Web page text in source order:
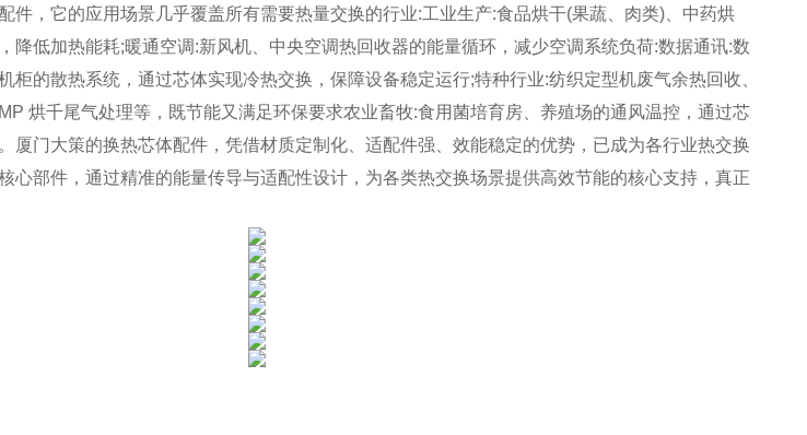
件，它的应用场景几乎覆盖所有需要热量交换的行业:工业生产:食品烘干(果蔬、肉类)、中药烘
降低加热能耗;暖通空调:新风机、中央空调热回收器的能量循环，减少空调系统负荷:数据通讯:数
柜的散热系统，通过芯体实现冷热交换，保障设备稳定运行;特种行业:纺织定型机废气余热回收、
烘千尾气处理等，既节能又满足环保要求农业畜牧:食用菌培育房、养殖场的通风温控，通过芯
厦门大策的换热芯体配件，凭借材质定制化、适配件强、效能稳定的优势，已成为各行业热交换
心部件，通过精准的能量传导与适配性设计，为各类热交换场景提供高效节能的核心支持，真正